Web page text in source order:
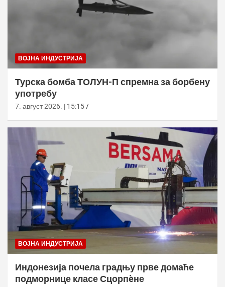
ВОЈНА ИНДУСТРИЈА
Турска бомба ТОЛУН-П спремна за борбену
употребу
7. август 2026. | 15:15
ВОЈНА ИНДУСТРИЈА
Индонезија почела градњу прве домаће
подморнице класе Сцорпèне